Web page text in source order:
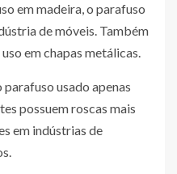
em madeira, o parafuso
de móveis. Também
em chapas metálicas.
usado apenas
possuem roscas mais
em indústrias de